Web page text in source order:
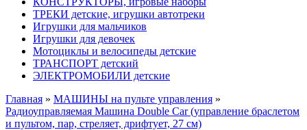
ТРЕКИ детские, игрушки автотреки
Игрушки для мальчиков
Игрушки для девочек
Мотоциклы и велосипеды детские
ТРАНСПОРТ детский
ЭЛЕКТРОМОБИЛИ детские
Главная » МАШИНЫ на пульте управления »
Радиоуправляемая Машина Double Car (управление браслетом
и пультом, пар, стреляет, дрифтует, 27 см)